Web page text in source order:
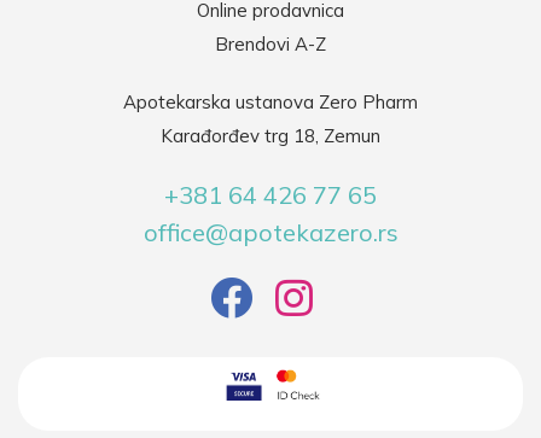
Online prodavnica
Brendovi A-Z
Apotekarska ustanova Zero Pharm
Karađorđev trg 18, Zemun
+381 64 426 77 65
office@apotekazero.rs